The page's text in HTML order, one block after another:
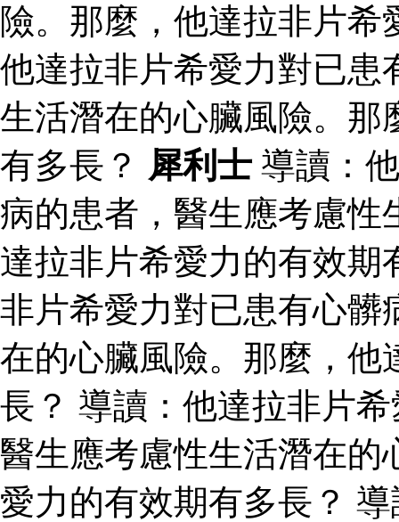
險。那麼，他達拉非片
他達拉非片希愛力對已患
生活潛在的心臟風險。那
有多長？ 犀利士 導讀：
病的患者，醫生應考慮性
達拉非片希愛力的有效
非片希愛力對已患有心髒
在的心臟風險。那麼，他
長？ 導讀：他達拉非片
醫生應考慮性生活潛在的
愛力的有效期有多長？